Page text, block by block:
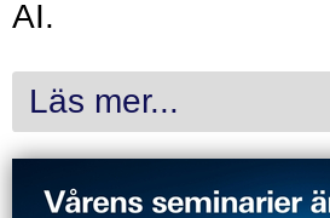
AI.
Läs mer...